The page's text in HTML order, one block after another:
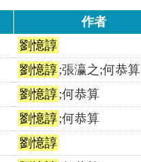
作者
劉憶諄
劉憶諄 ;張瀛之;何恭算
劉憶諄 ;何恭算
劉憶諄 ;何恭算
劉憶諄